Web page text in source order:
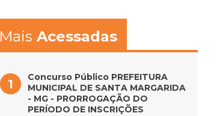
Mais Acessadas
Concurso Público PREFEITURA
MUNICIPAL DE SANTA MARGARIDA
- MG - PRORROGAÇÃO DO
PERÍODO DE INSCRIÇÕES